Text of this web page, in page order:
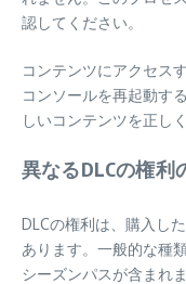
認してください。
コンテンツにアクセス
コンソールを再起動す
しいコンテンツを正し
異なるDLCの権利
DLCの権利は、購入し
あります。一般的な種
シーズンパスが含まれ